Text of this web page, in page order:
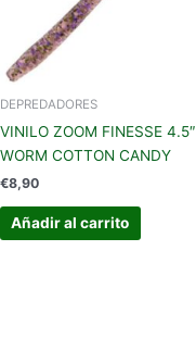
DEPREDADORES
VINILO ZOOM FINESSE 4.5″
WORM COTTON CANDY
€8,90
Añadir al carrito